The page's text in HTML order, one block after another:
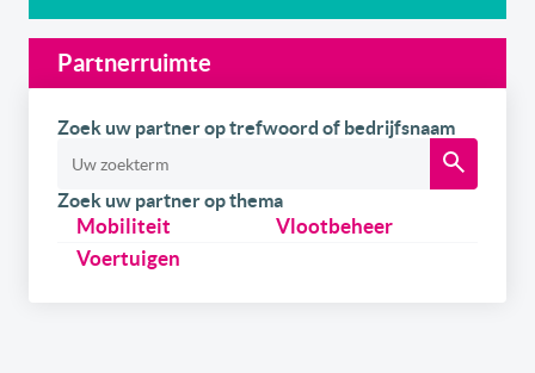
Partnerruimte
Zoek uw partner op trefwoord of bedrijfsnaam
Zoek uw partner op thema
Mobiliteit
Vlootbeheer
Voertuigen